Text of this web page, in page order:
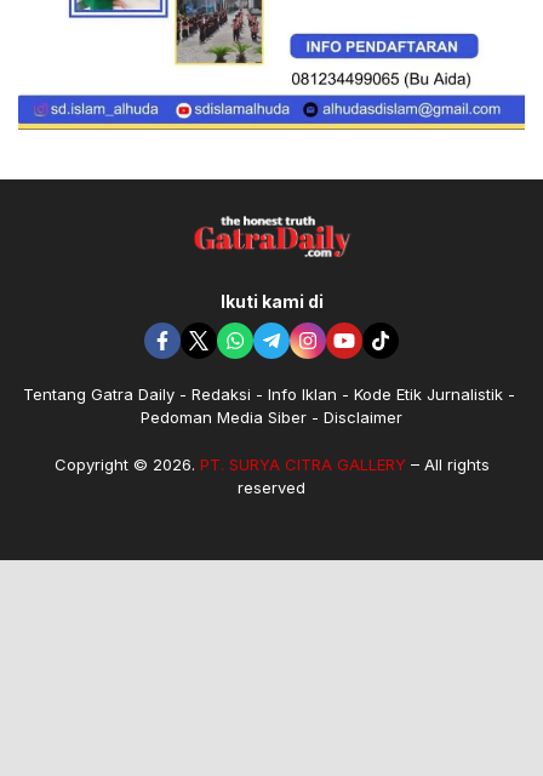
Ikuti kami di
Tentang Gatra Daily Redaksi Info Iklan
Kode Etik Jurnalistik
Pedoman Media Siber
Disclaimer
Copyright © 2026. PT. SURYA CITRA GALLERY– All rights
reserved